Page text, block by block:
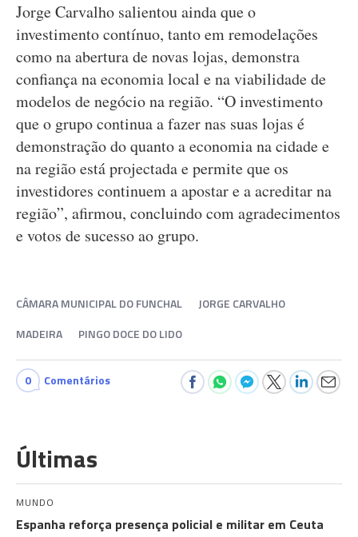
Jorge Carvalho salientou ainda que o
investimento contínuo, tanto em remodelações
como na abertura de novas lojas, demonstra
confiança na economia local e na viabilidade de
modelos de negócio na região. “O investimento
que o grupo continua a fazer nas suas lojas é
demonstração do quanto a economia na cidade e
na região está projectada e permite que os
investidores continuem a apostar e a acreditar na
região”, afirmou, concluindo com agradecimentos
e votos de sucesso ao grupo.
CÂMARA MUNICIPAL DO FUNCHAL
JORGE CARVALHO
MADEIRA
PINGO DOCE DO LIDO
0 Comentários
Últimas
MUNDO
Espanha reforça presença policial e militar em Ceuta